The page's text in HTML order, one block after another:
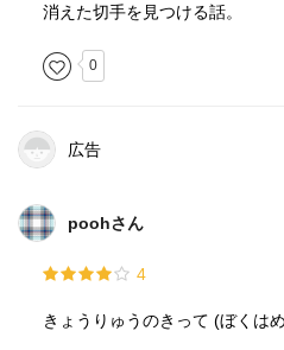
消えた切手を見つける話。
0
広告
poohさん
4
きょうりゅうのきって (ぼくは